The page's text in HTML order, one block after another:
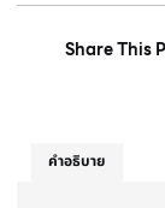
Share This
คำอธิบาย